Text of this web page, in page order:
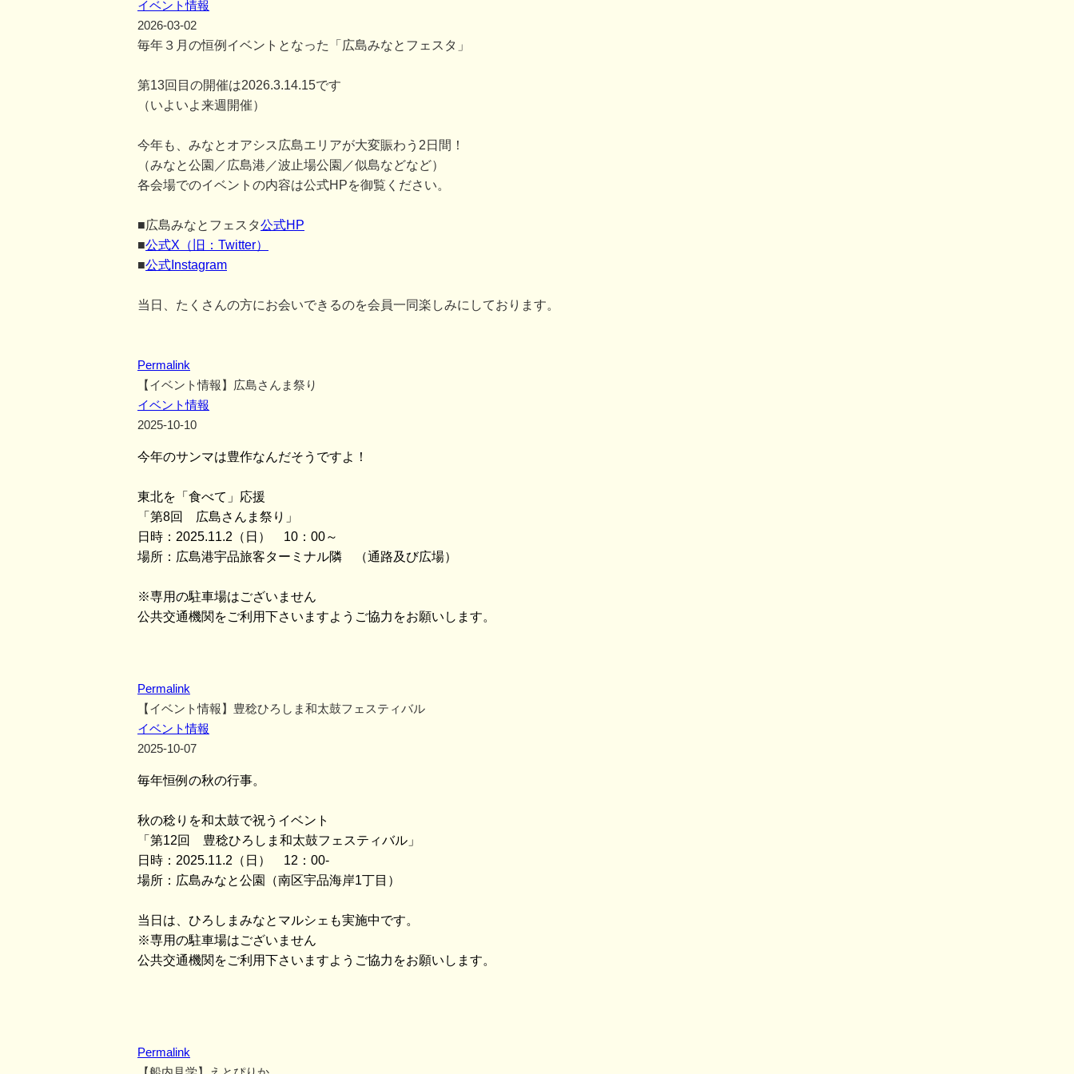
イベント情報
2026-03-02
毎年３月の恒例イベントとなった「広島みなとフェスタ」
第13回目の開催は2026.3.14.15です
（いよいよ来週開催）
今年も、みなとオアシス広島エリアが大変賑わう2日間！
（みなと公園／広島港／波止場公園／似島などなど）
各会場でのイベントの内容は公式HPを御覧ください。
■広島みなとフェスタ公式HP
■公式X（旧：Twitter）
■公式Instagram
当日、たくさんの方にお会いできるのを会員一同楽しみにしております。
Permalink
【イベント情報】広島さんま祭り
イベント情報
2025-10-10
今年のサンマは豊作なんだそうですよ！
東北を「食べて」応援
「第8回 広島さんま祭り」
日時：2025.11.2（日） 10：00～
場所：広島港宇品旅客ターミナル隣 （通路及び広場）
※専用の駐車場はございません
公共交通機関をご利用下さいますようご協力をお願いします。
Permalink
【イベント情報】豊稔ひろしま和太鼓フェスティバル
イベント情報
2025-10-07
毎年恒例の秋の行事。
秋の稔りを和太鼓で祝うイベント
「第12回 豊稔ひろしま和太鼓フェスティバル」
日時：2025.11.2（日） 12：00-
場所：広島みなと公園（南区宇品海岸1丁目）
当日は、ひろしまみなとマルシェも実施中です。
※専用の駐車場はございません
公共交通機関をご利用下さいますようご協力をお願いします。
Permalink